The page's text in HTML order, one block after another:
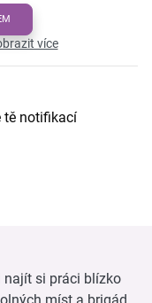
více
tě notifikací
najít si práci blízko
míst a brigád